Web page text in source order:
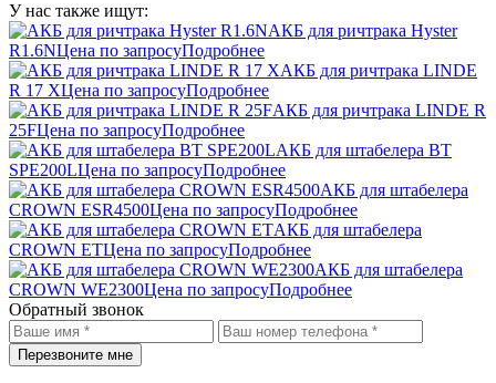
У нас также ищут:
АКБ для ричтрака Hyster
R1.6NЦена по запросуПодробнее
АКБ для ричтрака LINDE
R 17 XЦена по запросуПодробнее
АКБ для ричтрака LINDE R
25FЦена по запросуПодробнее
АКБ для штабелера BT
SPE200LЦена по запросуПодробнее
АКБ для штабелера
CROWN ESR4500Цена по запросуПодробнее
АКБ для штабелера
CROWN ETЦена по запросуПодробнее
АКБ для штабелера
CROWN WE2300Цена по запросуПодробнее
Обратный звонок
Перезвоните мне